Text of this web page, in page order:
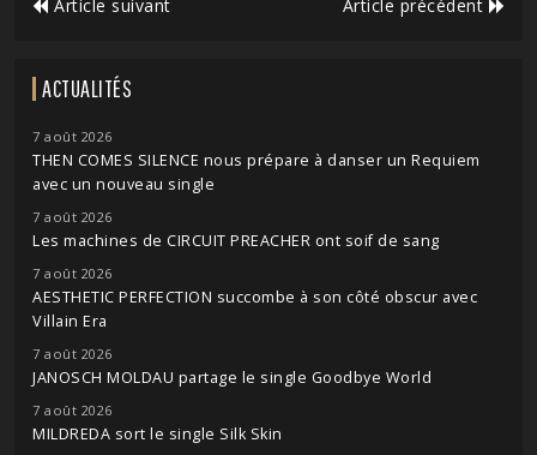
Article suivant Article précédent
ACTUALITÉS
7 août 2026
THEN COMES SILENCE nous prépare à danser un Requiem
avec un nouveau single
7 août 2026
Les machines de CIRCUIT PREACHER ont soif de sang
7 août 2026
AESTHETIC PERFECTION succombe à son côté obscur avec
Villain Era
7 août 2026
JANOSCH MOLDAU partage le single Goodbye World
7 août 2026
MILDREDA sort le single Silk Skin